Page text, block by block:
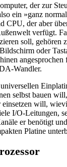
der zur
ein »ganz
CPU, der aber
verfügt.
soll, gehören
oder
Wandler.
selbst bauen
einsetzen will,
I/O-Leitungen,
er benötigt
Platine